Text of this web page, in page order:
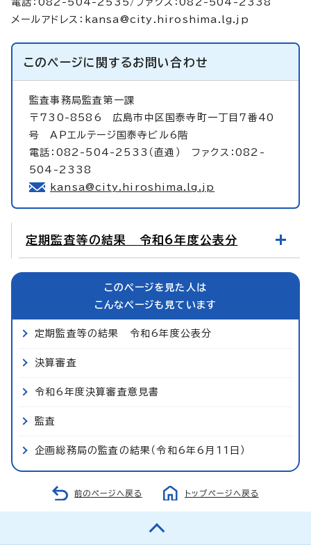
メールアドレス： kansa@city.hiroshima.lg.jp
このページに関するお問い合わせ
監査事務局監査第一課
〒730-8586 広島市中区国泰寺町一丁目7番40
号 APエルテージ国泰寺ビル6階
電話：082-504-2533（直通） ファクス：082-
504-2338
kansa@city.hiroshima.lg.jp
定期監査等の結果 令和6年度公表分
このページを見た人は
こんなページも見ています
定期監査等の結果 令和6年度公表分
決算審査
令和6年度決算審査意見書
監査
企画総務局の監査の結果（令和6年6月11日）
前のページへ戻る トップページへ戻る